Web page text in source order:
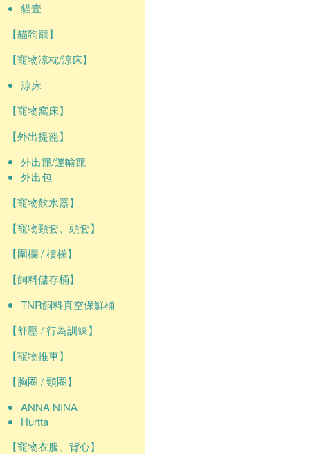
貓壹
【貓狗籠】
【寵物涼枕/涼床】
涼床
【寵物窩床】
【外出提籠】
外出籠/運輸籠
外出包
【寵物飲水器】
【寵物頸套、頭套】
【圍欄 / 樓梯】
【飼料儲存桶】
TNR飼料真空保鮮桶
【舒壓 / 行為訓練】
【寵物推車】
【胸圈 / 頸圈】
ANNA NINA
Hurtta
【寵物衣服、背心】